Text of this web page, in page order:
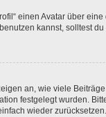
einen Avatar über
kannst, solltest
an, wie viele
festgelegt wurden.
wieder zurücksetzen.